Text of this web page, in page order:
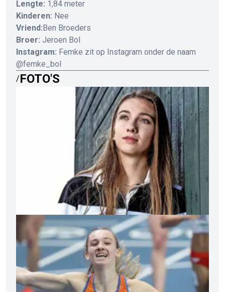
Lengte: 1,84 meter
Kinderen: Nee
Vriend:Ben Broeders
Broer: Jeroen Bol
Instagram: Femke zit op Instagram onder de naam
@femke_bol
/FOTO'S